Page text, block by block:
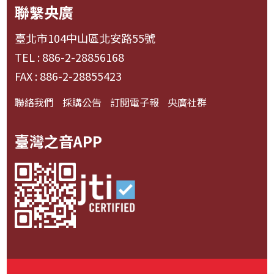
聯繫央廣
臺北市104中山區北安路55號
TEL : 886-2-28856168
FAX : 886-2-28855423
聯絡我們 採購公告 訂閱電子報 央廣社群
臺灣之音APP